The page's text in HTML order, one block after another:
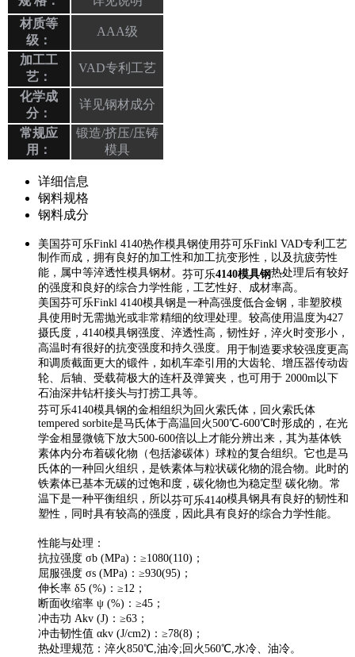
材质等
级：
AAA级
加工工
艺：
VAD专利工艺
化学成
分：
详见钢材成分
常规应
用：
锻造/挤压/压铸
模具
详细信息
钢料规格
钢料成分
美国芬可乐Finkl 4140热作模具钢使用芬可乐Finkl VAD专利工艺
制作而成，拥有良好的加工性和加工抗变形性，以及抗疲劳性
能，属中等淬透性模具钢材。 芬可乐4140模具钢热处理后有较好
的强度和良好的综合力学性能，工艺性好、成材率高。
美国芬可乐Finkl 4140模具钢是一种高强度低合金钢，非塑胶模
具使用时无需抛光或非常精细的纹理处理。较高使用温度为427
摄氏度，4140模具钢强度、淬透性高，韧性好，淬火时变形小，
高温时有很好的抗变强度和持久强度。
用于制造要求较强度更高
和调质截面更大的锻件，如机车牵引用的大齿轮、增压器传动齿
轮、后轴、受载荷极大的连杆及弹簧夹，也可用于 2000m以下
石油深井钻杆接头与打捞工具等。
芬可乐4140模具钢的金相组织为回火索氏体， 回火索氏体
tempered sorbite是马氏体于高温回火500℃-600℃时形成的，在光
学金相显微镜下放大500-600倍以上才能分辨出来，其为基体铁
素体内分布着碳化物（包括渗碳体）球粒的复合组织。它也是马
氏体的一种回火组织，是铁素体与粒状碳化物的混合物。此时的
铁素体已基本无碳的过饱和度，碳化物也为稳定型 碳化物。常
温下是一种平衡组织，所以芬可乐4140模具钢具有良好的韧性和
塑性，同时具有较高的强度，因此具有良好的综合力学性能。
性能与处理：
抗拉强度 σb (MPa)：≥1080(110)；
屈服强度 σs (MPa)：≥930(95)；
伸长率 δ5 (%)：≥12；
断面收缩率 ψ (%)：≥45；
冲击功 Akv (J)：≥63；
冲击韧性值 αkv (J/cm2)：≥78(8)；
热处理规范：淬火850℃,油冷;回火560℃,水冷、油冷。